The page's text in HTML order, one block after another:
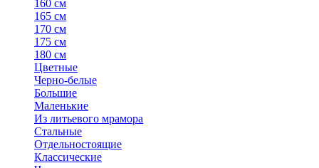
160 см
165 см
170 см
175 см
180 см
Цветные
Черно-белые
Большие
Маленькие
Из литьевого мрамора
Стальные
Отдельностоящие
Классические